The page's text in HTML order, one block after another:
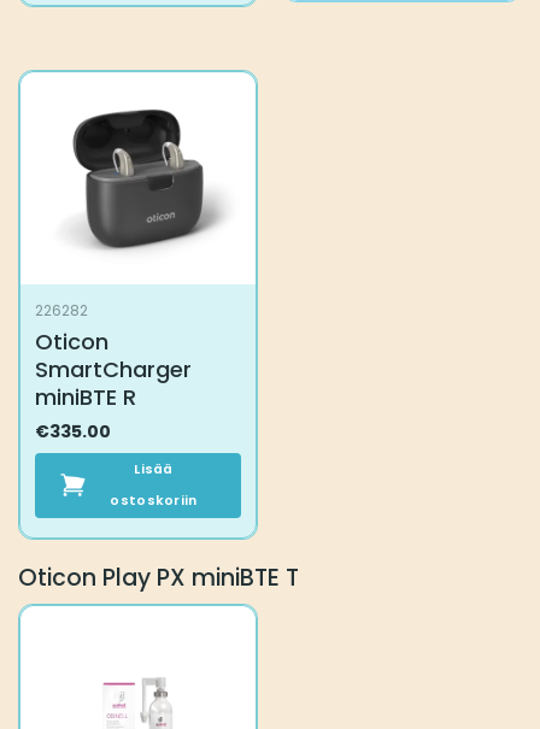
226282
Oticon
SmartCharger
miniBTE R
€335.00
Lisää
ostoskoriin
Oticon Play PX miniBTE T